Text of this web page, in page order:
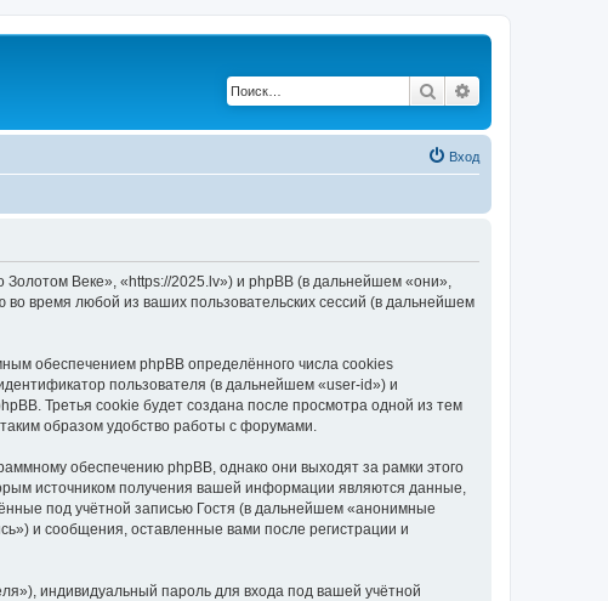
Поиск
Вход
Веке», «https://2025.lv») и phpBB (в дальнейшем «они»,
время любой из ваших пользовательских сессий (в дальнейшем
обеспечением phpBB определённого числа cookies
пользователя (в дальнейшем «user-id») и
Третья cookie будет создана после просмотра одной из тем
образом удобство работы с форумами.
обеспечению phpBB, однако они выходят за рамки этого
источником получения вашей информации являются данные,
под учётной записью Гостя (в дальнейшем «анонимные
и сообщения, оставленные вами после регистрации и
индивидуальный пароль для входа под вашей учётной